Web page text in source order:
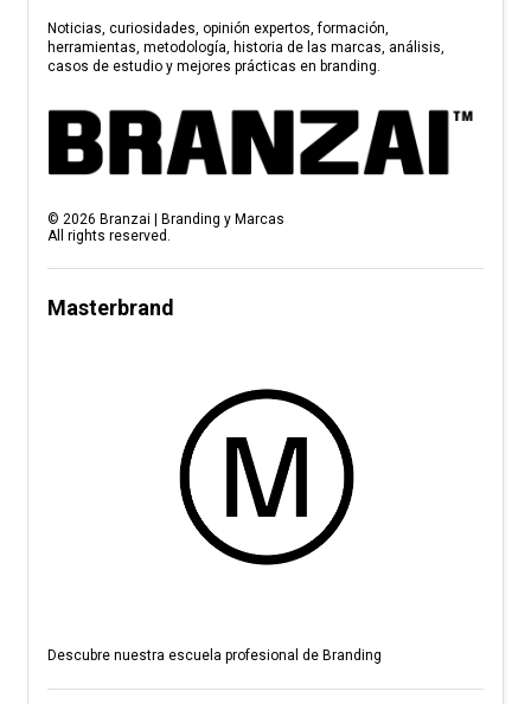
Noticias, curiosidades, opinión expertos, formación,
herramientas, metodología, historia de las marcas, análisis,
casos de estudio y mejores prácticas en branding.
© 2026 Branzai | Branding y Marcas
All rights reserved.
Masterbrand
Descubre nuestra escuela profesional de Branding